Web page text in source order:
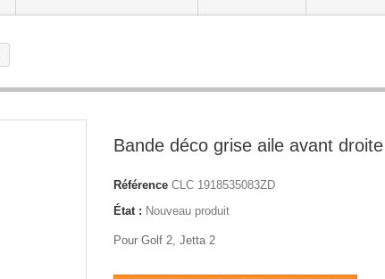
Bande déco grise aile avant droite
Référence CLC 1918535083ZD
État : Nouveau produit
Pour Golf 2, Jetta 2